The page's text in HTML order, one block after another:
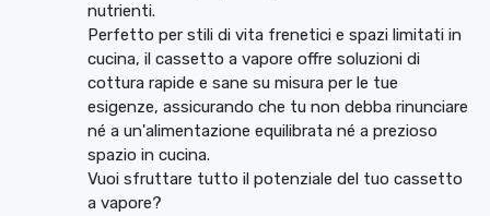
nutrienti.
Perfetto per stili di vita frenetici e spazi limitati in
cucina, il cassetto a vapore offre soluzioni di
cottura rapide e sane su misura per le tue
esigenze, assicurando che tu non debba rinunciare
né a un'alimentazione equilibrata né a prezioso
spazio in cucina.
Vuoi sfruttare tutto il potenziale del tuo cassetto
a vapore?